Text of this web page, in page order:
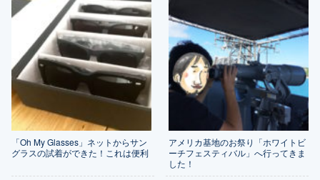
「Oh My Glasses」ネットからサン
グラスの試着ができた！これは便利
アメリカ基地のお祭り「ホワイトビ
ーチフェスティバル」へ行ってきま
した！